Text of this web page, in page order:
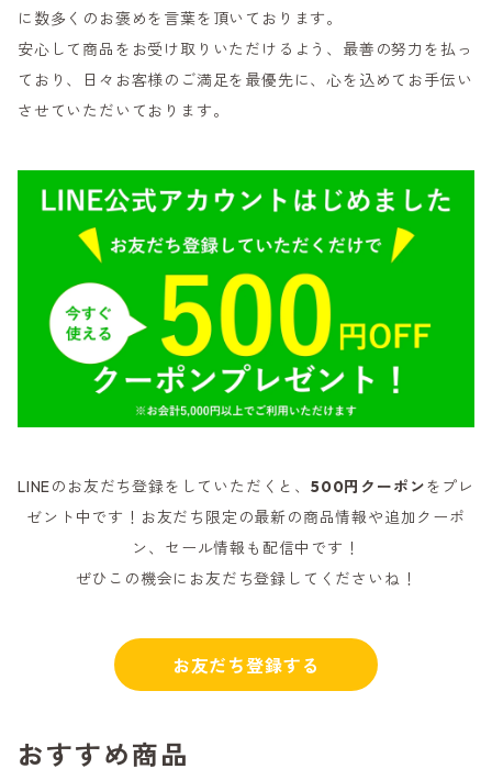
に数多くのお褒めを言葉を頂いております。
安心して商品をお受け取りいただけるよう、最善の努力を払っ
ており、日々お客様のご満足を最優先に、心を込めてお手伝い
させていただいております。
LINEのお友だち登録をしていただくと、500円クーポンをプレ
ゼント中です！お友だち限定の最新の商品情報や追加クーポ
ン、セール情報も配信中です！
ぜひこの機会にお友だち登録してくださいね！
お友だち登録する
おすすめ商品